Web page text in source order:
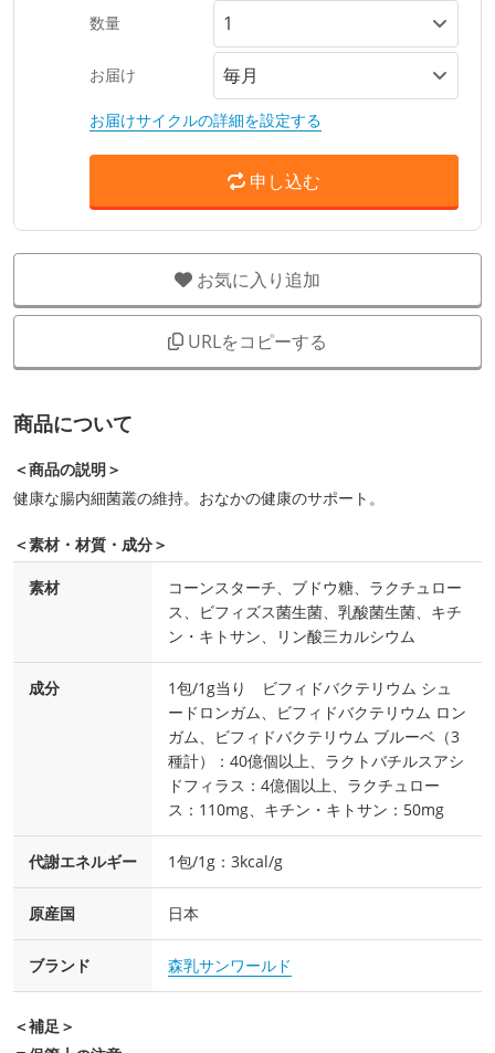
数量
お届け
お届けサイクルの詳細を設定する
申し込む
お気に入り追加
URLをコピーする
商品について
＜商品の説明＞
健康な腸内細菌叢の維持。おなかの健康のサポート。
＜素材・材質・成分＞
素材
コーンスターチ、ブドウ糖、ラクチュロー
ス、ビフィズス菌生菌、乳酸菌生菌、キチ
ン・キトサン、リン酸三カルシウム
成分
1包/1g当り ビフィドバクテリウム シュ
ードロンガム、ビフィドバクテリウム ロン
ガム、ビフィドバクテリウム ブルーベ（3
種計）：40億個以上、ラクトバチルスアシ
ドフィラス：4億個以上、ラクチュロー
ス：110mg、キチン・キトサン：50mg
代謝エネルギー 1包/1g：3kcal/g
原産国 日本
ブランド 森乳サンワールド
＜補足＞